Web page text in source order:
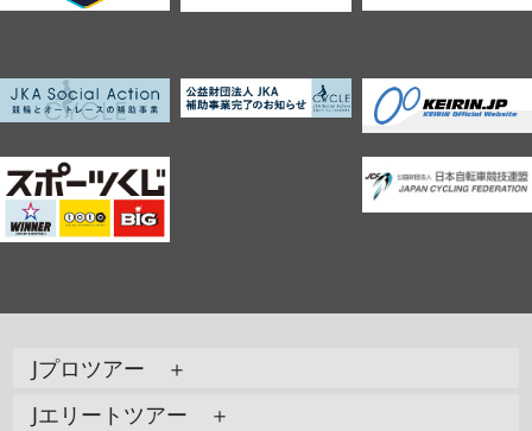
Jプロツアー ＋
Jエリートツアー ＋